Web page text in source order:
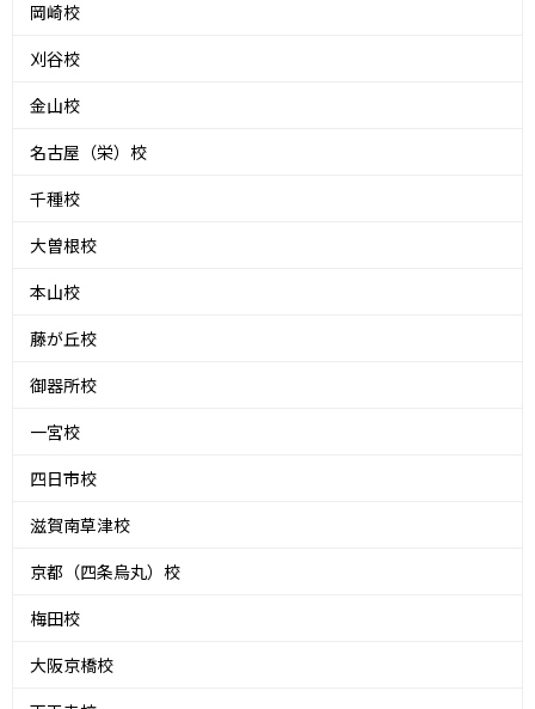
岡崎校
刈谷校
金山校
名古屋（栄）校
千種校
大曽根校
本山校
藤が丘校
御器所校
一宮校
四日市校
滋賀南草津校
京都（四条烏丸）校
梅田校
大阪京橋校